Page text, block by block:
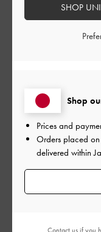
品質
Shop
Prices and
Orders placed on
delivered within
SHOP
Contact usif you